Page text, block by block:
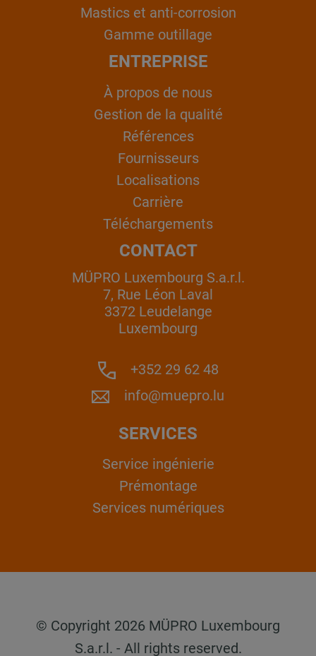
Mastics et anti-corrosion
Gamme outillage
ENTREPRISE
À propos de nous
Gestion de la qualité
Références
Fournisseurs
Localisations
Carrière
Téléchargements
CONTACT
MÜPRO Luxembourg S.a.r.l.
7, Rue Léon Laval
3372 Leudelange
Luxembourg
+352 29 62 48
info@muepro.lu
SERVICES
Service ingénierie
Prémontage
Services numériques
© Copyright 2026 MÜPRO Luxembourg
S.a.r.l. - All rights reserved.